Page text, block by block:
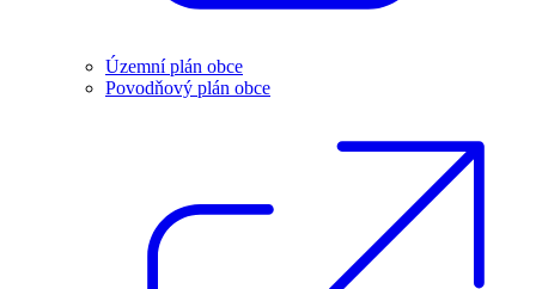
Územní plán obce
Povodňový plán obce